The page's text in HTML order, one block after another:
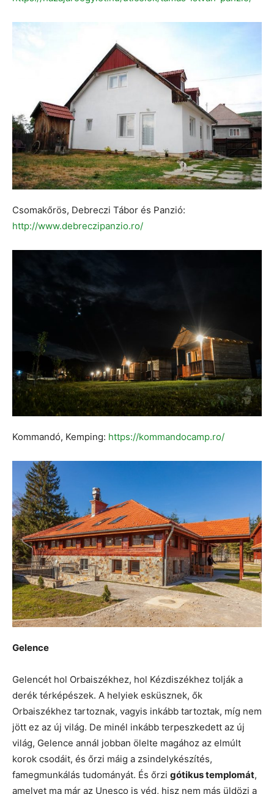
Csomakőrös, Debreczi Tábor és Panzió:
http://www.debreczipanzio.ro/
Kommandó, Kemping: https://kommandocamp.ro/
Gelence
Gelencét hol Orbaiszékhez, hol Kézdiszékhez tolják a
derék térképészek. A helyiek esküsznek, ők
Orbaiszékhez tartoznak, vagyis inkább tartoztak, míg nem
jött ez az új világ. De minél inkább terpeszkedett az új
világ, Gelence annál jobban ölelte magához az elmúlt
korok csodáit, és őrzi máig a zsindelykészítés,
famegmunkálás tudományát. És őrzi gótikus templomát,
amelyet ma már az Unesco is véd, hisz nem más üldözi a